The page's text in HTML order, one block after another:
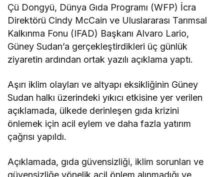
Çü Dongyü, Dünya Gıda Programı (WFP) İcra
Direktörü Cindy McCain ve Uluslararası Tarımsal
Kalkınma Fonu (IFAD) Başkanı Alvaro Lario,
Güney Sudan’a gerçekleştirdikleri üç günlük
ziyaretin ardından ortak yazılı açıklama yaptı.
Aşırı iklim olayları ve altyapı eksikliğinin Güney
Sudan halkı üzerindeki yıkıcı etkisine yer verilen
açıklamada, ülkede derinleşen gıda krizini
önlemek için acil eylem ve daha fazla yatırım
çağrısı yapıldı.
Açıklamada, gıda güvensizliği, iklim sorunları ve
güvensizliğe yönelik acil önlem alınmadığı ve